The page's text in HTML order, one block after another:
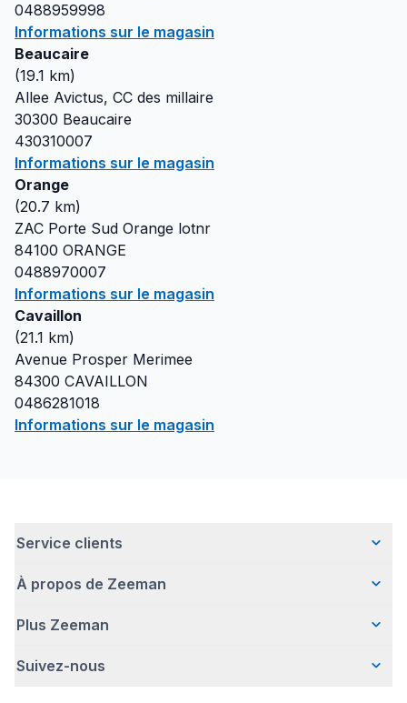
0488959998
Informations sur le magasin
Beaucaire
(19.1 km)
Allee Avictus, CC des millaire
30300 Beaucaire
430310007
Informations sur le magasin
Orange
(20.7 km)
ZAC Porte Sud Orange lotnr
84100 ORANGE
0488970007
Informations sur le magasin
Cavaillon
(21.1 km)
Avenue Prosper Merimee
84300 CAVAILLON
0486281018
Informations sur le magasin
Service clients
Questions fréquentes
Livraison
Retour d'articles
À propos de Zeeman
Qui sommes-nous ?
Une entreprise responsable
Plus Zeeman
Avertissement de sécurité
Suivez-nous